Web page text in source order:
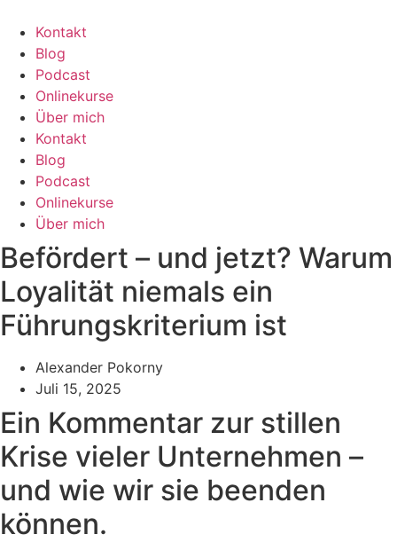
Inhalt
wechseln
Kontakt
Blog
Podcast
Onlinekurse
Über mich
Kontakt
Blog
Podcast
Onlinekurse
Über mich
Befördert – und jetzt? Warum
Loyalität niemals ein
Führungskriterium ist
Alexander Pokorny
Juli 15, 2025
Ein Kommentar zur stillen
Krise vieler Unternehmen –
und wie wir sie beenden
können.